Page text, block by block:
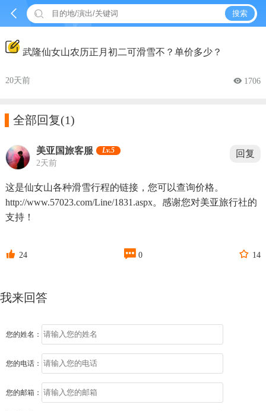
  搜索
武隆仙女山农历正月初二可滑雪不？单价多少？
20天前  1706
全部回复(1)
美亚国旅客服 Lv.5
2天前
回复
这是仙女山各种滑雪行程的链接，您可以查询价格。
http://www.57023.com/Line/1831.aspx。感谢您对美亚旅行社的
支持！
 24  0  14
我来回答
您的姓名：
您的电话：
您的邮箱：